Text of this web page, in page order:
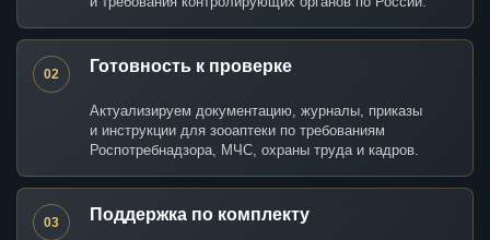
02 Готовность к проверке
Актуализируем документацию, журналы, приказы
и инструкции для зооаптеки по требованиям
Роспотребнадзора, МЧС, охраны труда и кадров.
03 Поддержка по комплекту